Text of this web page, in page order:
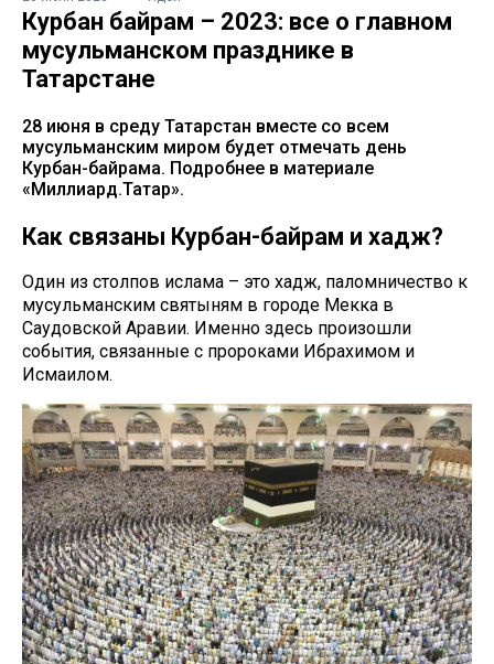
Курбан байрам – 2023: все о главном
мусульманском празднике в
Татарстане
28 июня в среду Татарстан вместе со всем
мусульманским миром будет отмечать день
Курбан-байрама. Подробнее в материале
«Миллиард.Татар».
Как связаны Курбан-байрам и хадж?
Один из столпов ислама – это хадж, паломничество к
мусульманским святыням в городе Мекка в
Саудовской Аравии. Именно здесь произошли
события, связанные с пророками Ибрахимом и
Исмаилом.